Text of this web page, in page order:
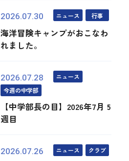
2026.07.30 ニュース 行事
海洋冒険キャンプがおこなわ
れました。
2026.07.28
ニュース
今週の中学部
【中学部長の目】2026年7月 5
週目
2026.07.26 ニュース クラブ